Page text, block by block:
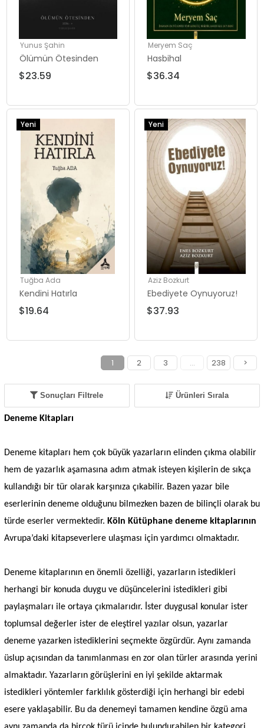
Yunus Şahin
Ölümün Ötesinden
$23.59
Meryem Saç
Hasbihal
$36.34
Tuğba Ada
Kendini Hatırla
$19.64
Yeni
Ürün
Aziz Bozkurt
Ebediyete Oynuyoruz!
$37.93
Yeni
Ürün
1 2 3 ... 238 >
Sonuçları Filtrele Ürünleri Sırala
Deneme Kitapları
Deneme kitapları hem çok büyük yazarların elinden çıkma olabilir
hem de yazarlık aşamasına adım atmak isteyen kişilerin de sıkça
kullandığı bir tür olarak karşınıza çıkabilir. Bazen yazar bile
eserlerinin deneme olduğunu bilmezken bazen de bilinçli olarak bu
türde eserler vermektedir. Köln Kütüphane deneme kitaplarının
Avrupa’daki kitapseverlere ulaşması için yardımcı olmaktadır.
Deneme kitaplarının en önemli özelliği, yazarların istedikleri
herhangi bir konuda duygu ve düşüncelerini istedikleri gibi
paylaşmaları ile ortaya çıkmalarıdır. İster duygusal konular ister
toplumsal değerler ister de eleştirel yazılar olsun, yazarlar
deneme yazarken istediklerini seçmekte özgürdür. Aynı zamanda
üslup açısından da tanımlanması en zor olan türler arasında yerini
almaktadır. Yazarların görüşlerini en iyi şekilde aktarmak
istedikleri yöntemler farklılık gösterdiği için herhangi bir edebi
esere yaklaşabilir. Bu da denemeyi tamamen kendine özgü ama